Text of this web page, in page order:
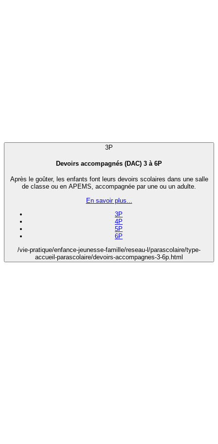
3P
Devoirs accompagnés (DAC) 3 à 6P
Après le goûter, les enfants font leurs devoirs scolaires dans une salle
de classe ou en APEMS, accompagnée par une ou un adulte.
En savoir plus...
3P
4P
5P
6P
/vie-pratique/enfance-jeunesse-famille/reseau-l/parascolaire/type-
accueil-parascolaire/devoirs-accompagnes-3-6p.html